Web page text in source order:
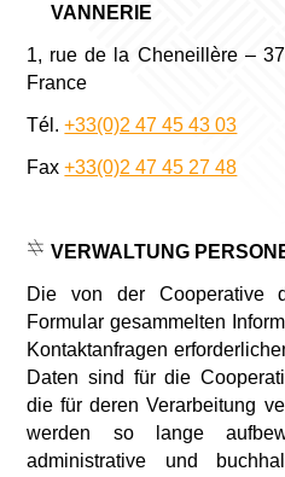
VANNERIE
1, rue de la Cheneillère –
France
Tél.+33(0)2 47 45 43 03
Fax+33(0)2 47 45 27 48
VERWALTUNG
Die von der Cooperative
Formular gesammelten
Kontaktanfragen
Daten sind für die
die für deren Verarbeitung
werden so lange
administrative und